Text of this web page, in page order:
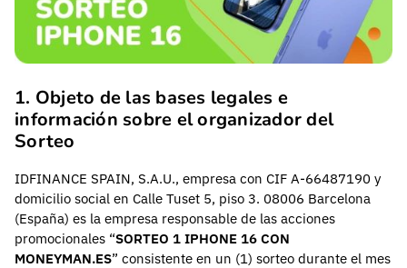
1. Objeto de las bases legales e
información sobre el organizador del
Sorteo
IDFINANCE SPAIN, S.A.U., empresa con CIF A-66487190 y
domicilio social en Calle Tuset 5, piso 3. 08006 Barcelona
(España) es la empresa responsable de las acciones
promocionales “SORTEO 1 IPHONE 16 CON
MONEYMAN.ES” consistente en un (1) sorteo durante el mes